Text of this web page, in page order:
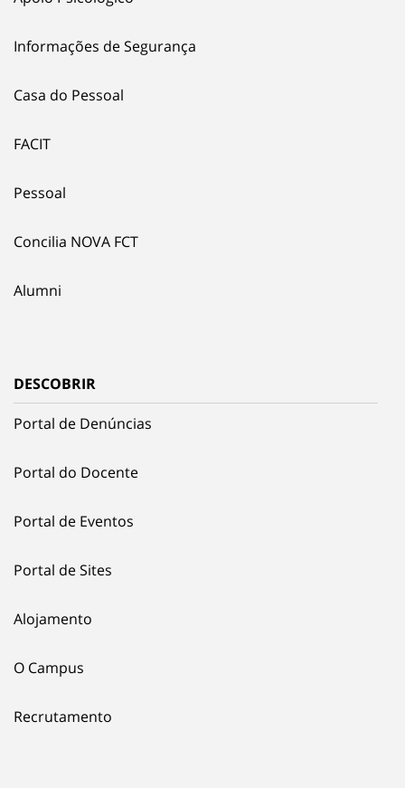
Informações de Segurança
Casa do Pessoal
FACIT
Pessoal
Concilia NOVA FCT
Alumni
DESCOBRIR
Portal de Denúncias
Portal do Docente
Portal de Eventos
Portal de Sites
Alojamento
O Campus
Recrutamento